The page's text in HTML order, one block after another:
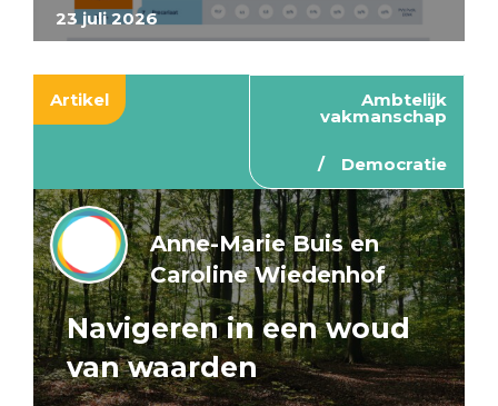
23 juli 2026
Artikel Ambtelijk
vakmanschap
Democratie
Anne-Marie Buis en
Caroline Wiedenhof
Navigeren in een woud
van waarden